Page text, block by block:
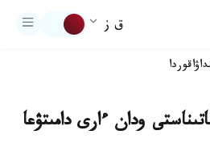
ق ز
اقوردا
ودان ءارى دامىتۋعا